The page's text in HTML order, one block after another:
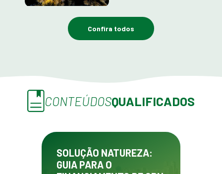
Confira todos
CONTEÚDOSQUALIFICADOS
SOLUÇÃO NATUREZA:
GUIA PARA O